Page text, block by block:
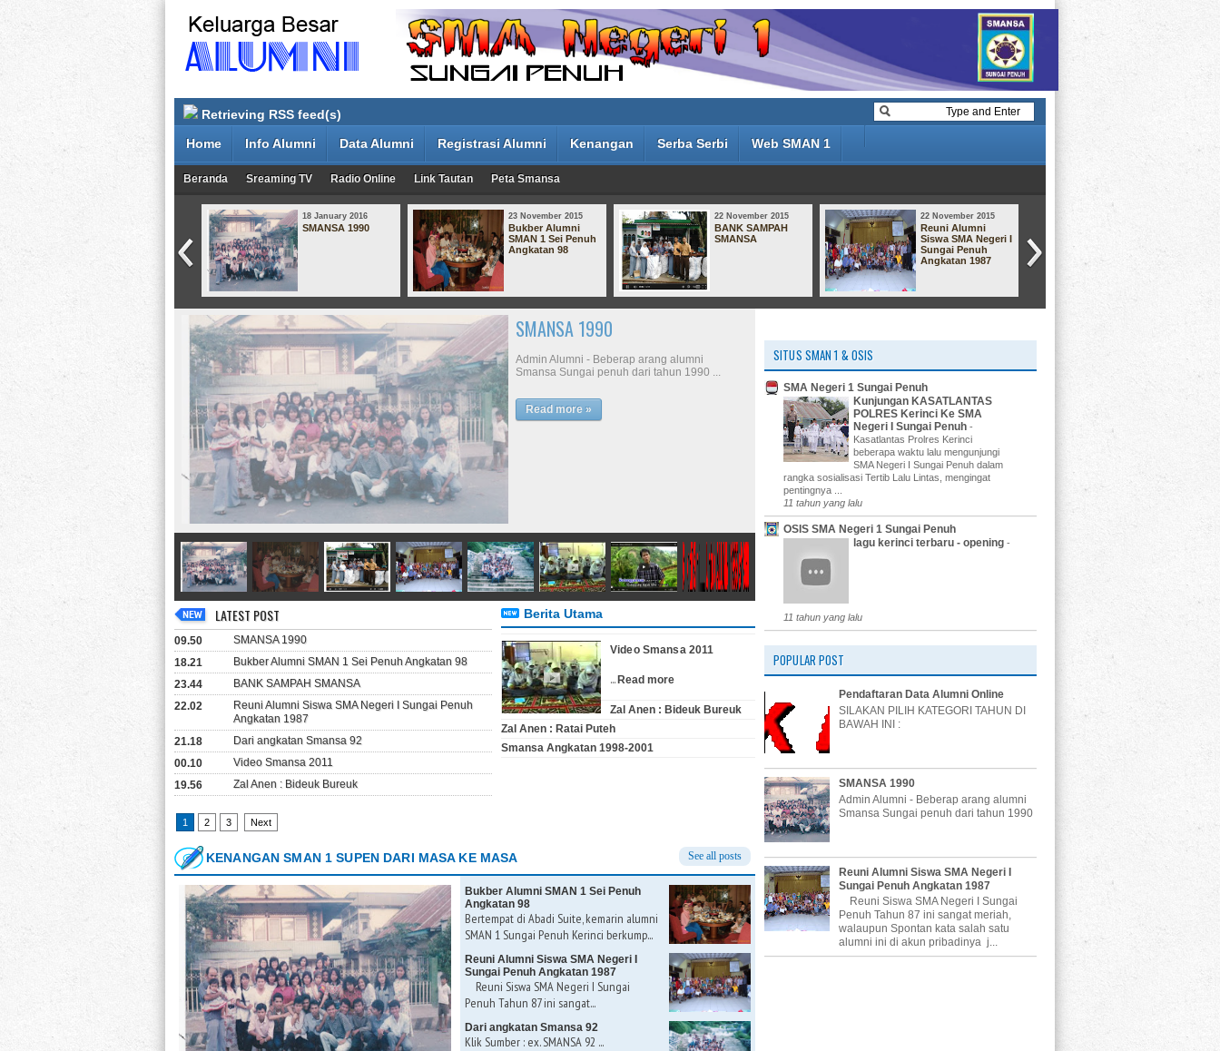
Retrieving RSS feed(s)
Home
Info Alumni Data Alumni Registrasi Alumni Kenangan Serba Serbi Web SMAN 1
Beranda Sreaming TV Radio Online Link Tautan Peta Smansa
18 January 2016
SMANSA 1990
23 November 2015
Bukber Alumni
SMAN 1 Sei Penuh
Angkatan 98
22 November 2015
BANK SAMPAH
SMANSA
22 November 2015
Reuni Alumni
Siswa SMA Negeri I
Sungai Penuh
Angkatan 1987
Bukber Alumni SMAN 1 Sei
Penuh Angkatan 98
SMAN 1 Sungai Penuh Kerinci berkumpul
sambil menggelar acara buka bersama.
Kegiatan ini sekaligus menjadi ajang reuni
LATEST POST
09.50
SMANSA 1990
18.21
Bukber Alumni SMAN 1 Sei Penuh Angkatan 98
23.44
BANK SAMPAH SMANSA
22.02
Reuni Alumni Siswa SMA Negeri I Sungai Penuh
Angkatan 1987
21.18
Dari angkatan Smansa 92
00.10
Video Smansa 2011
19.56
Zal Anen : Bideuk Bureuk
1 2 3 Next
Berita Utama
Video Smansa 2011
... Read more
Zal Anen : Bideuk Bureuk
Zal Anen : Ratai Puteh
Smansa Angkatan 1998-2001
SITUS SMAN 1 & OSIS
SMA Negeri 1 Sungai Penuh
Kunjungan KASATLANTAS
POLRES Kerinci Ke SMA
Negeri I Sungai Penuh -
Kasatlantas Prolres Kerinci
beberapa waktu lalu mengunjungi
SMA Negeri I Sungai Penuh dalam
rangka sosialisasi Tertib Lalu Lintas, mengingat
pentingnya ...
11 tahun yang lalu
OSIS SMA Negeri 1 Sungai Penuh
lagu kerinci terbaru - opening -
11 tahun yang lalu
POPULAR POST
Pendaftaran Data Alumni Online
SILAKAN PILIH KATEGORI TAHUN DI
BAWAH INI :
SMANSA 1990
Admin Alumni - Beberap arang alumni
Smansa Sungai penuh dari tahun 1990
Reuni Alumni Siswa SMA Negeri I
Sungai Penuh Angkatan 1987
Reuni Siswa SMA Negeri I Sungai
Penuh Tahun 87 ini sangat meriah,
walaupun Spontan kata salah satu
alumni ini di akun pribadinya j...
See all posts
KENANGAN SMAN 1 SUPEN DARI MASA KE MASA
Bukber Alumni SMAN 1 Sei Penuh
Angkatan 98
Bertempat di Abadi Suite, kemarin alumni
SMAN 1 Sungai Penuh Kerinci berkump...
Reuni Alumni Siswa SMA Negeri I
Sungai Penuh Angkatan 1987
Reuni Siswa SMA Negeri I Sungai
Penuh Tahun 87 ini sangat...
Dari angkatan Smansa 92
Klik Sumber : ex. SMANSA 92 ...